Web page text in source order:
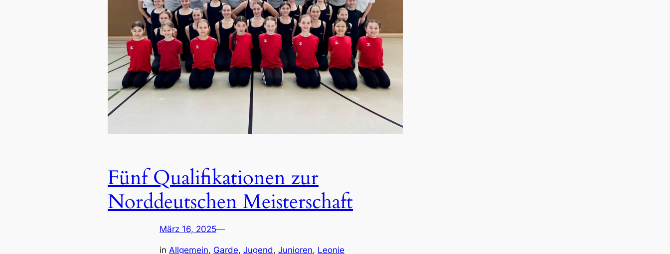
Fünf Qualifikationen zur
Norddeutschen Meisterschaft
März 16, 2025—
in Allgemein, Garde, Jugend, Junioren, Leonie